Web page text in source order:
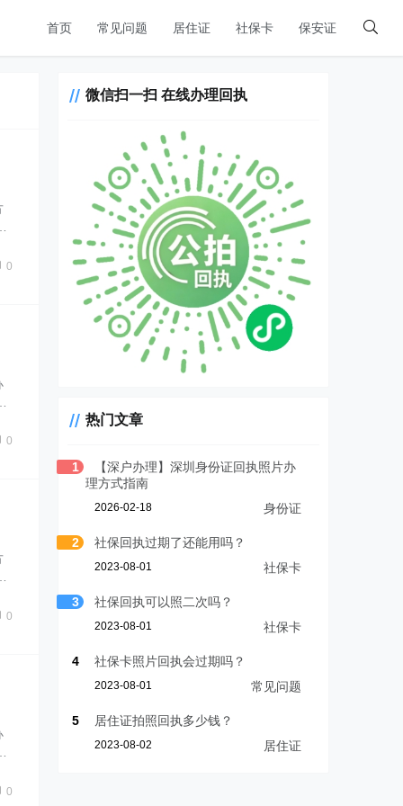
首页 常见问题 居住证 社保卡 保安证
0
0
0
0
微信扫一扫 在线办理回执
热门文章
1
【深户办理】深圳身份证回执照片办
理方式指南
2026-02-18 身份证
2 社保回执过期了还能用吗？
2023-08-01 社保卡
3 社保回执可以照二次吗？
2023-08-01 社保卡
4 社保卡照片回执会过期吗？
2023-08-01 常见问题
5 居住证拍照回执多少钱？
2023-08-02 居住证